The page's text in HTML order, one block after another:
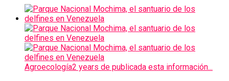
Agroecología2 years de publicada esta información...